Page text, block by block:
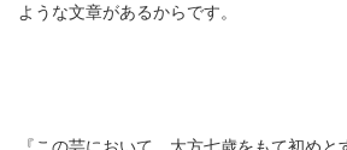
ような文章があるからです。